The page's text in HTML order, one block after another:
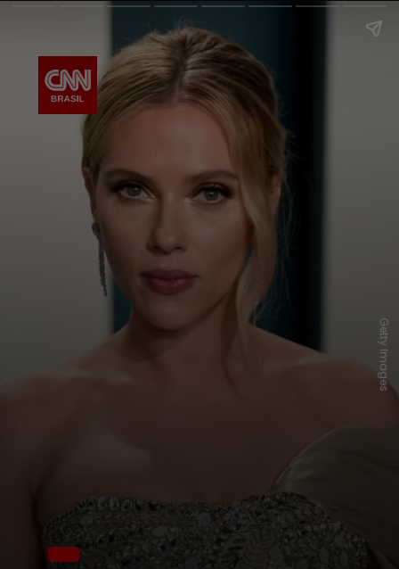
Getty Images